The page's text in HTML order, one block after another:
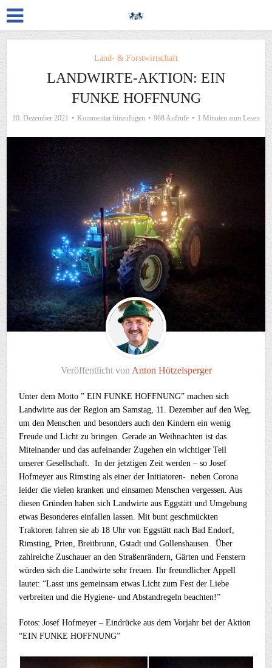
Land- & Forstwirtschaft
LANDWIRTE-AKTION: EIN
FUNKE HOFFNUNG
10. Dezember 2021 Kommentar hinzufügen 968 Aufrufe 1 Minuten zum Lesen
Veröffentlicht von Anton Hötzelsperger
Unter dem Motto ” EIN FUNKE HOFFNUNG” machen sich
Landwirte aus der Region am Samstag, 11. Dezember auf den Weg,
um den Menschen und besonders auch den Kindern ein wenig
Freude und Licht zu bringen. Gerade an Weihnachten ist das
Miteinander und das aufeinander Zugehen ein wichtiger Teil
unserer Gesellschaft. In der jetztigen Zeit werden – so Josef
Hofmeyer aus Rimsting als einer der Initiatoren- neben Corona
leider die vielen kranken und einsamen Menschen vergessen. Aus
diesen Gründen haben sich Landwirte aus Eggstätt und Umgebung
etwas Besonderes einfallen lassen. Mit bunt geschmückten
Traktoren fahren sie ab 18 Uhr von Eggstätt nach Bad Endorf,
Rimsting, Prien, Breitbrunn, Gstadt und Gollenshausen. Über
zahlreiche Zuschauer an den Straßenrändern, Gärten und Fenstern
würden sich die Landwirte sehr freuen. Ihr freundlicher Appell
lautet: “Lasst uns gemeinsam etwas Licht zum Fest der Liebe
verbreiten und die Hygiene- und Abstandregeln beachten!”
Fotos: Josef Hofmeyer – Eindrücke aus dem Vorjahr bei der Aktion
“EIN FUNKE HOFFNUNG”